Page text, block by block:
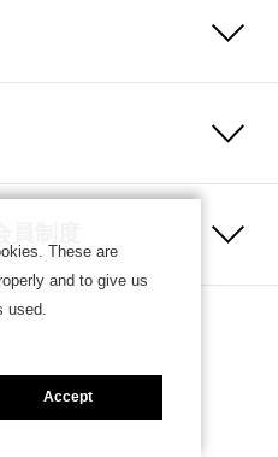
ライン
These are
and to give us
Accept